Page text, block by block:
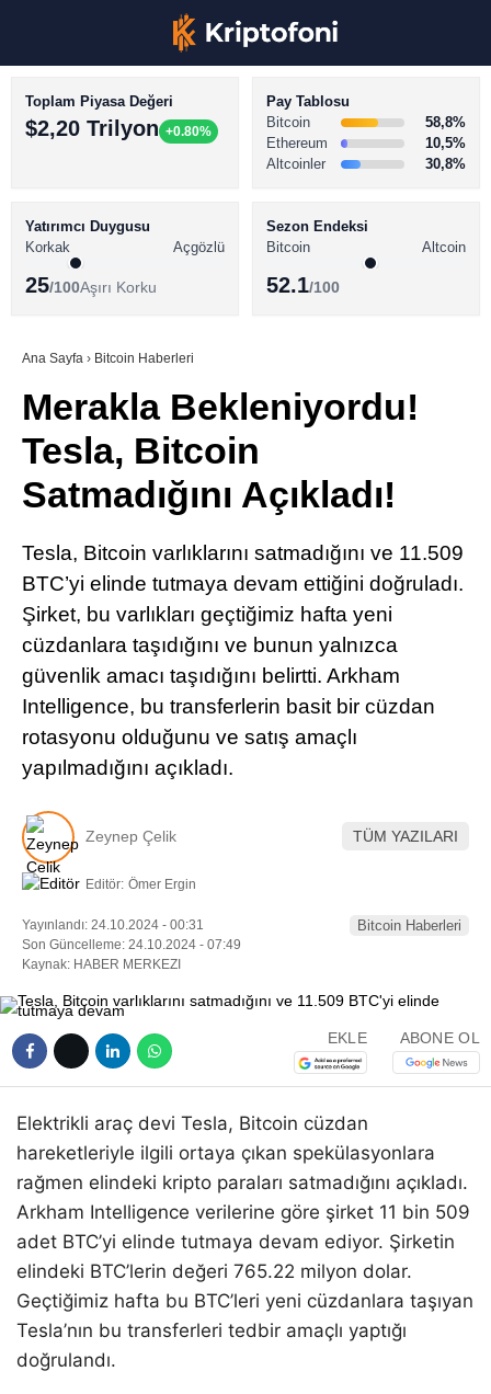
Youtube
LinkedIn
Telegram
BİTCOİN HABERLERİ
ALTCOİN HABERLERİ
SÖZLÜK
Toplam Piyasa Değeri
$2,20 Trilyon +0.80%
Pay Tablosu
Bitcoin
58,8%
Ethereum
10,5%
Altcoinler
30,8%
Yatırımcı Duygusu
Korkak
Açgözlü
25/100Aşırı Korku
Sezon Endeksi
Bitcoin
Altcoin
52.1/100
Ana Sayfa › Bitcoin Haberleri
Merakla Bekleniyordu!
Tesla, Bitcoin
Satmadığını Açıkladı!
Tesla, Bitcoin varlıklarını satmadığını ve 11.509
BTC’yi elinde tutmaya devam ettiğini doğruladı.
Şirket, bu varlıkları geçtiğimiz hafta yeni
cüzdanlara taşıdığını ve bunun yalnızca
güvenlik amacı taşıdığını belirtti. Arkham
Intelligence, bu transferlerin basit bir cüzdan
rotasyonu olduğunu ve satış amaçlı
yapılmadığını açıkladı.
Zeynep Çelik TÜM YAZILARI
Editör: Ömer Ergin
Yayınlandı: 24.10.2024 - 00:31
Son Güncelleme: 24.10.2024 - 07:49
Kaynak: HABER MERKEZI
Bitcoin Haberleri
EKLE ABONE OL
Elektrikli araç devi Tesla, Bitcoin cüzdan
hareketleriyle ilgili ortaya çıkan spekülasyonlara
rağmen elindeki kripto paraları satmadığını açıkladı.
Arkham Intelligence verilerine göre şirket 11 bin 509
adet BTC’yi elinde tutmaya devam ediyor. Şirketin
elindeki BTC’lerin değeri 765.22 milyon dolar.
Geçtiğimiz hafta bu BTC’leri yeni cüzdanlara taşıyan
Tesla’nın bu transferleri tedbir amaçlı yaptığı
doğrulandı.